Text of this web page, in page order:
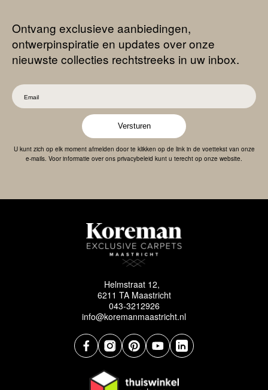
Ontvang exclusieve aanbiedingen,
ontwerpinspiratie en updates over onze
nieuwste collecties rechtstreeks in uw inbox.
Versturen
U kunt zich op elk moment afmelden door te klikken op de link in de voettekst van onze
e-mails. Voor informatie over ons privacybeleid kunt u terecht op onze website.
Helmstraat 12,
6211 TA Maastricht
043-3212926
info@koremanmaastricht.nl